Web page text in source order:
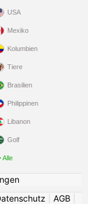
USA
Mexiko
Kolumbien
Tiere
Brasilien
Philippinen
Libanon
Golf
Alle
AGB